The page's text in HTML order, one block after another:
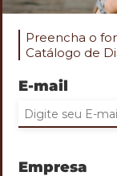
Preencha o
Catálogo de
E-mail
Empresa
CANECA